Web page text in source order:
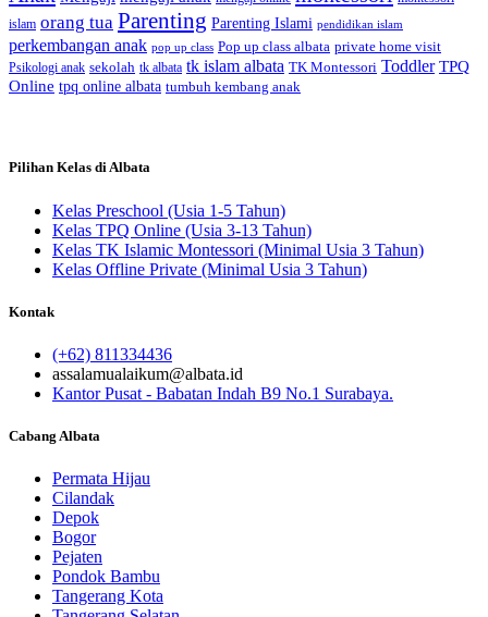
islam orang tua Parenting Parenting Islami pendidikan islam
perkembangan anak pop up class Pop up class albata private home visit
Psikologi anak sekolah tk albata tk islam albata TK Montessori Toddler TPQ
Online tpq online albata tumbuh kembang anak
Pilihan Kelas di Albata
Kelas Preschool (Usia 1-5 Tahun)
Kelas TPQ Online (Usia 3-13 Tahun)
Kelas TK Islamic Montessori (Minimal Usia 3 Tahun)
Kelas Offline Private (Minimal Usia 3 Tahun)
Kontak
(+62) 811334436
assalamualaikum@albata.id
Kantor Pusat - Babatan Indah B9 No.1 Surabaya.
Cabang Albata
Permata Hijau
Cilandak
Depok
Bogor
Pejaten
Pondok Bambu
Tangerang Kota